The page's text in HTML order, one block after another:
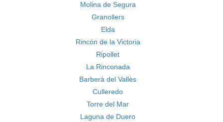
Molina de Segura
Granollers
Elda
Rincón de la Victoria
Ripollet
La Rinconada
Barberà del Vallès
Culleredo
Torre del Mar
Laguna de Duero